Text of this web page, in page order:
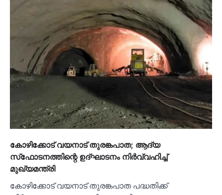
കോഴിക്കോട് വയനാട് തുരങ്കപാത; ആദ്യ
സ്‌ഫോടനത്തിന്റെ ഉദ്ഘാടനം നിര്‍വ്വഹിച്ച്‌
മുഖ്യമന്ത്രി
കോഴിക്കോട് വയനാട് തുരങ്കപാത പദ്ധതിക്ക്